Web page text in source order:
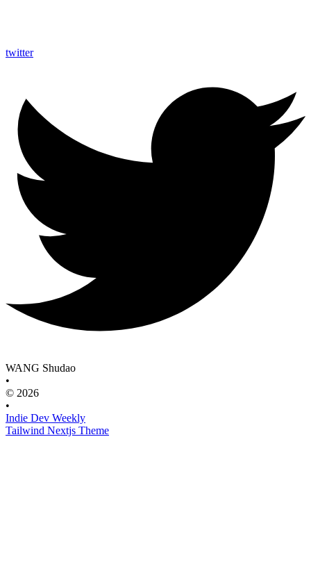
twitter
WANG Shudao
•
© 2026
•
Indie Dev Weekly
Tailwind Nextjs Theme